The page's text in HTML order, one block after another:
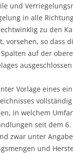
und
in alle
zu den
vorsehen, so dass
auf der
Vorlage eines
in welchem
seit dem 6.
zwar unter Angabe
und